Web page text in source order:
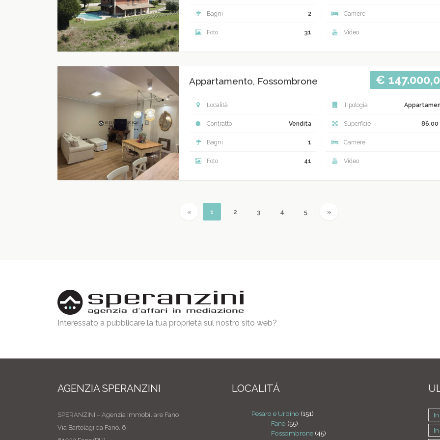
Bagni 2 Camere
Foto 31 Video
Appartamento, Fossombrone €
Località Tipologia
Contratto Vendita Superficie 86.00
Bagni 1 Camere
Foto 41 Video
« Previous
1 (current)
2 3 4 5 »
Interessato a pubblicare la tua proprietà sul nostro sito web?
AGENZIA SPERANZINI
SPERANZINI – Agenzia Immobiliare Fano
Via Bartolagi da Fano, 6
LOCALITÁ
Pesaro e Urbino (151)
Fano (55)
Fossombrone (45)